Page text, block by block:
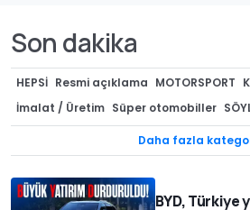
Son dakika
Daha fazla
HEPSI Resmi açıklama MOTORSPORT
İmalat / Üretim Süper otomobiller
CASUS FOTOĞRAFLAR
TEKNOLOJİ GERİ ÇAĞIRMALAR GENEL
Kurumsal / Finansal ÇEVRECİ ARAÇLAR
BYD, Türkiye